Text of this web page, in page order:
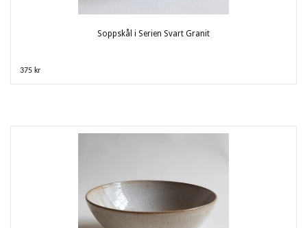
Soppskål i Serien Svart Granit
375 kr